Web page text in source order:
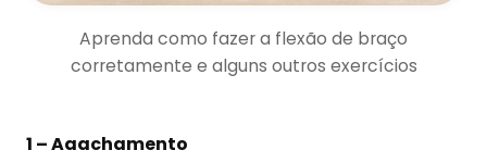
Aprenda como fazer a flexão de braço
corretamente e alguns outros exercícios
1 –Agachamento